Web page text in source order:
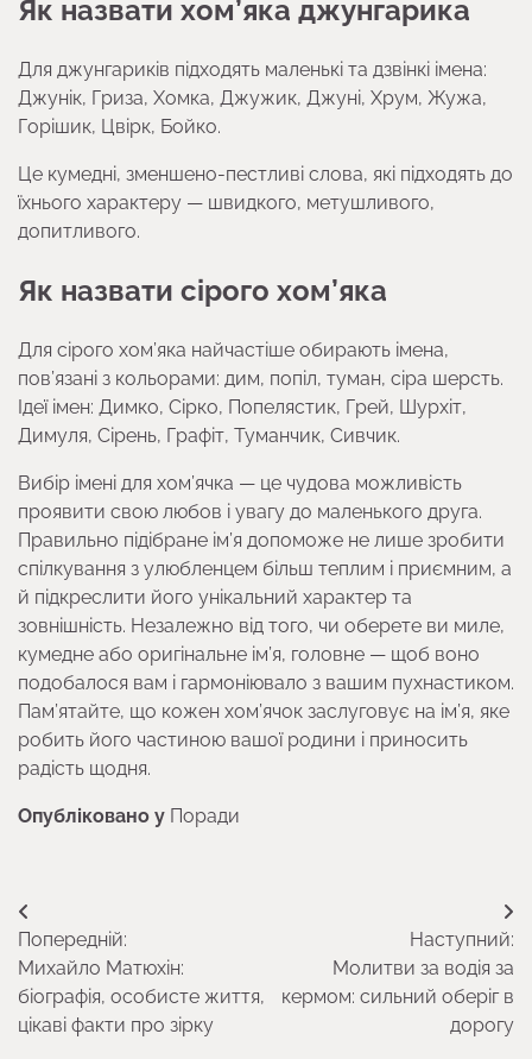
Як назвати хом’яка джунгарика
Для джунгариків підходять маленькі та дзвінкі імена:
Джунік, Гриза, Хомка, Джужик, Джуні, Хрум, Жужа,
Горішик, Цвірк, Бойко.
Це кумедні, зменшено-пестливі слова, які підходять до
їхнього характеру — швидкого, метушливого,
допитливого.
Як назвати сірого хом’яка
Для сірого хом’яка найчастіше обирають імена,
пов’язані з кольорами: дим, попіл, туман, сіра шерсть.
Ідеї імен: Димко, Сірко, Попелястик, Грей, Шурхіт,
Димуля, Сірень, Графіт, Туманчик, Сивчик.
Вибір імені для хом’ячка — це чудова можливість
проявити свою любов і увагу до маленького друга.
Правильно підібране ім’я допоможе не лише зробити
спілкування з улюбленцем більш теплим і приємним, а
й підкреслити його унікальний характер та
зовнішність. Незалежно від того, чи оберете ви миле,
кумедне або оригінальне ім’я, головне — щоб воно
подобалося вам і гармоніювало з вашим пухнастиком.
Пам’ятайте, що кожен хом’ячок заслуговує на ім’я, яке
робить його частиною вашої родини і приносить
радість щодня.
Опубліковано у Поради
Навігація
записів
Попередній:
Михайло Матюхін:
біографія, особисте життя,
цікаві факти про зірку
Наступний:
Молитви за водія за
кермом: сильний оберіг в
дорогу